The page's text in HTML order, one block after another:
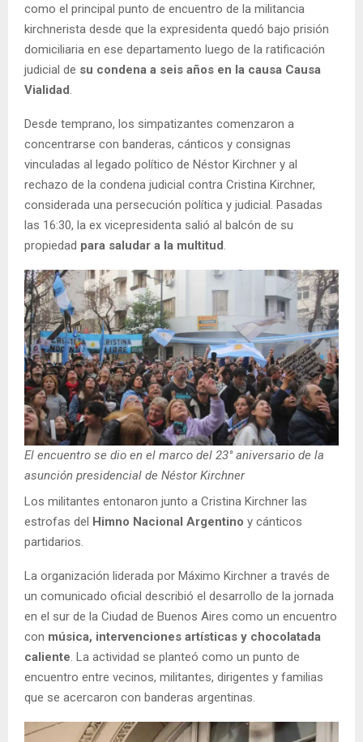
como el principal punto de encuentro de la militancia
kirchnerista desde que la expresidenta quedó bajo prisión
domiciliaria en ese departamento luego de la ratificación
judicial de su condena a seis años en la causa Causa
Vialidad.
Desde temprano, los simpatizantes comenzaron a
concentrarse con banderas, cánticos y consignas
vinculadas al legado político de Néstor Kirchner y al
rechazo de la condena judicial contra Cristina Kirchner,
considerada una persecución política y judicial. Pasadas
las 16:30, la ex vicepresidenta salió al balcón de su
propiedad para saludar a la multitud.
El encuentro se dio en el marco del 23° aniversario de la
asunción presidencial de Néstor Kirchner
Los militantes entonaron junto a Cristina Kirchner las
estrofas del
Himno Nacional Argentino y cánticos
partidarios.
La organización liderada por Máximo Kirchner a través de
un comunicado oficial describió el desarrollo de la jornada
en el sur de la Ciudad de Buenos Aires como un encuentro
con música, intervenciones artísticas y chocolatada
caliente. La actividad se planteó como un punto de
encuentro entre vecinos, militantes, dirigentes y familias
que se acercaron con banderas argentinas.